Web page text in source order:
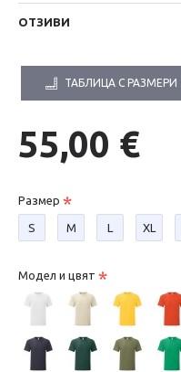
ОТЗИВИ
ТАБЛИЦА С РАЗМЕРИ
55,00 €
Размер
S М L XL
Модел и цвят